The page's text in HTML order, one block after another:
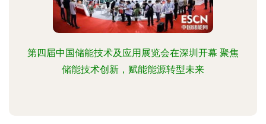
第四届中国储能技术及应用展览会在深圳开幕 聚焦
储能技术创新，赋能能源转型未来